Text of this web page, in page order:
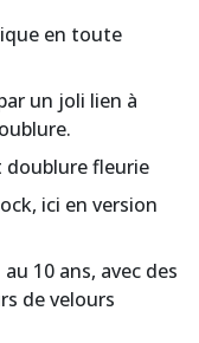
en toute
un joli lien à
doublure fleurie
ici en version
10 ans, avec des
de velours